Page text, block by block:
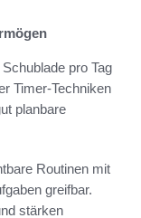
pro Tag
Timer-Techniken
planbare
Routinen mit
greifbar.
stärken